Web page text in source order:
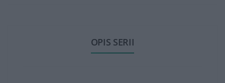
OPIS SERII